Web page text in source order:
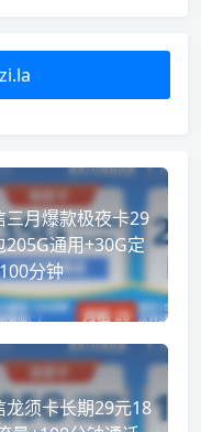
三月爆款极夜卡29
205G通用+30G定
分钟
龙须卡长期29元18